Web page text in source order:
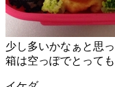
少し多いかなぁと思
箱は空っぽでとって